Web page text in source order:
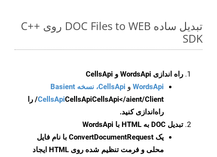
تبدیل ساده DOC Files to WEB روی C++
SDK
راه اندازی WordsApi و CellsApi
WordsApi و CellsApi، نسخه Basient
CellsApiCellsApi
CellsApi</aient/Client/ را
راه‌اندازی کنید.
تبدیل DOC به HTML با WordsApi
یک ConvertDocumentRequest با نام فایل
محلی و فرمت تنظیم شده روی HTML ایجاد